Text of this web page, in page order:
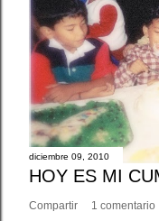
diciembre 09, 2010
HOY ES MI
Compartir 1 comentario